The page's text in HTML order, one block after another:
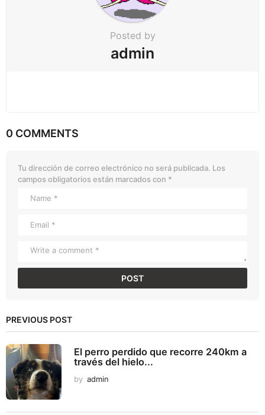
Posted by
admin
0 COMMENTS
Tu dirección de correo electrónico no será publicada. Los
campos obligatorios están marcados con *
PREVIOUS POST
El perro perdido que recorre 240km a
través del hielo...
by admin